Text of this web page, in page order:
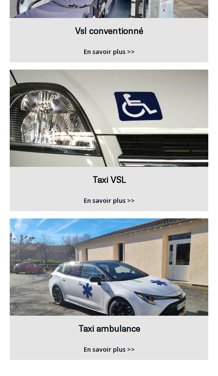
Vsl conventionné
En savoir plus >>
Taxi VSL
En savoir plus >>
Taxi ambulance
En savoir plus >>